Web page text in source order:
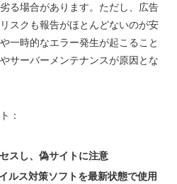
る場合があります。ただし、広告
スクも報告がほとんどないのが安
一時的なエラー発生が起こること
サーバーメンテナンスが原因とな
：
スし、偽サイトに注意
ルス対策ソフトを最新状態で使用